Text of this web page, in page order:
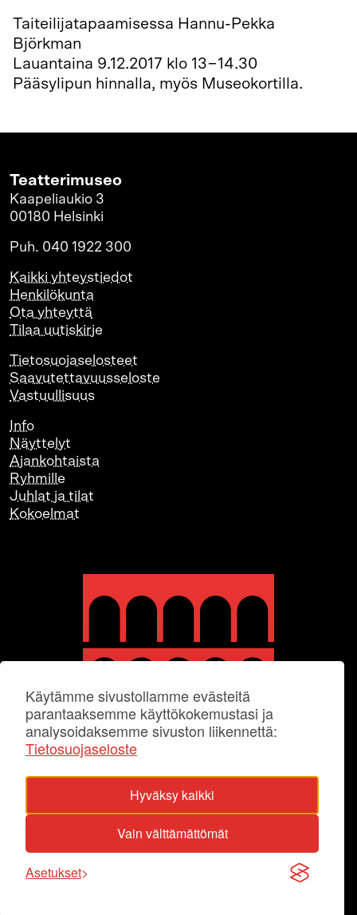
Käytämme sivustollamme evästeitä
parantaaksemme käyttökokemustasi ja
analysoidaksemme sivuston liikennettä:
Tietosuojaseloste
Hyväksy kaikki
Vain välttämättömät
Asetukset
Taiteilijatapaamisessa Hannu-Pekka
Björkman
Lauantaina 9.12.2017 klo 13−14.30
Pääsylipun hinnalla, myös Museokortilla.
Teatterimuseo
Kaapeliaukio 3
00180 Helsinki
Puh. 040 1922 300
Kaikki yhteystiedot
Henkilökunta
Ota yhteyttä
Tilaa uutiskirje
Tietosuojaselosteet
Saavutettavuusseloste
Vastuullisuus
Info
Näyttelyt
Ajankohtaista
Ryhmille
Juhlat ja tilat
Kokoelmat